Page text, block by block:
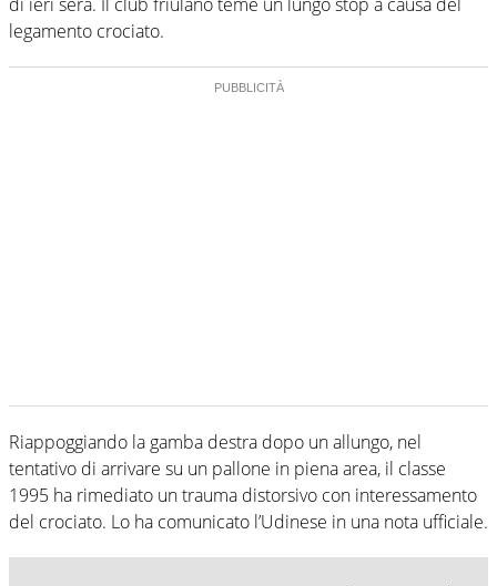
legamento crociato.
Riappoggiando la gamba destra dopo un allungo, nel
tentativo di arrivare su un pallone in piena area, il classe
1995 ha rimediato un trauma distorsivo con interessamento
del crociato. Lo ha comunicato l’Udinese in una nota ufficiale.